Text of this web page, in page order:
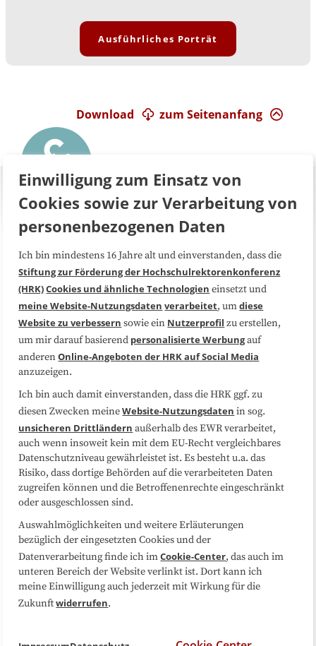
Ausführliches Porträt
zum Seitenanfang
Download
Über uns FAQ
Medienarbeit Kooperationen
Datenschutzerklärung Impressum
Sitemap
Folgen Sie uns
Einwilligung zum Einsatz von
Cookies sowie zur Verarbeitung von
personenbezogenen Daten
Ich bin mindestens 16 Jahre alt und einverstanden, dass die
Stiftung zur Förderung der Hochschulrektorenkonferenz
(HRK)Cookies und ähnliche Technologien einsetzt und
meine Website-Nutzungsdaten verarbeitet, umdiese
Website zu verbessern sowie ein Nutzerprofil zu erstellen,
um mir darauf basierend personalisierte Werbungauf
anderenOnline-Angeboten der HRK auf Social Media
anzuzeigen.
Ich bin auch damit einverstanden, dass die HRK ggf. zu
diesen Zwecken meineWebsite-Nutzungsdaten in sog.
unsicheren Drittländern außerhalb des EWR verarbeitet,
auch wenn insoweit kein mit dem EU-Recht vergleichbares
Datenschutzniveau gewährleistet ist. Es besteht u.a. das
Risiko, dass dortige Behörden auf die verarbeiteten Daten
zugreifen können und die Betroffenenrechte eingeschränkt
oder ausgeschlossen sind.
Auswahlmöglichkeiten und weitere Erläuterungen
bezüglich der eingesetzten Cookies und der
Datenverarbeitung finde ich imCookie-Center, das auch im
unteren Bereich der Website verlinkt ist. Dort kann ich
meine Einwilligung auch jederzeit mit Wirkung für die
Zukunftwiderrufen.